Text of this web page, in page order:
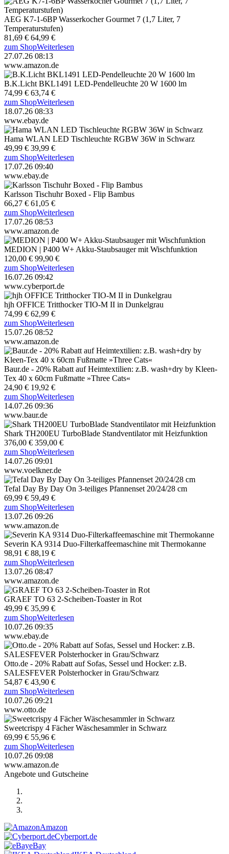
AEG K7-1-6BP Wasserkocher Gourmet 7 (1,7 Liter, 7
Temperaturstufen)
81,69 € 64,99 €
zum ShopWeiterlesen
27.07.26 08:13
www.amazon.de
B.K.Licht BKL1491 LED-Pendelleuchte 20 W 1600 lm
74,99 € 63,74 €
zum ShopWeiterlesen
18.07.26 08:33
www.ebay.de
Hama WLAN LED Tischleuchte RGBW 36W in Schwarz
49,99 € 39,99 €
zum ShopWeiterlesen
17.07.26 09:40
www.ebay.de
Karlsson Tischuhr Boxed - Flip Bambus
66,27 € 61,05 €
zum ShopWeiterlesen
17.07.26 08:53
www.amazon.de
MEDION | P400 W+ Akku-Staubsauger mit Wischfunktion
120,00 € 99,90 €
zum ShopWeiterlesen
16.07.26 09:42
www.cyberport.de
hjh OFFICE Tritthocker TIO-M II in Dunkelgrau
74,99 € 62,99 €
zum ShopWeiterlesen
15.07.26 08:52
www.amazon.de
Baur.de - 20% Rabatt auf Heimtextilien: z.B. wash+dry by Kleen-
Tex 40 x 60cm Fußmatte »Three Cats«
24,90 € 19,92 €
zum ShopWeiterlesen
14.07.26 09:36
www.baur.de
Shark TH200EU TurboBlade Standventilator mit Heizfunktion
376,00 € 359,00 €
zum ShopWeiterlesen
14.07.26 09:01
www.voelkner.de
Tefal Day By Day On 3-teiliges Pfannenset 20/24/28 cm
69,99 € 59,49 €
zum ShopWeiterlesen
13.07.26 09:26
www.amazon.de
Severin KA 9314 Duo-Filterkaffeemaschine mit Thermokanne
98,91 € 88,19 €
zum ShopWeiterlesen
13.07.26 08:47
www.amazon.de
GRAEF TO 63 2-Scheiben-Toaster in Rot
49,99 € 35,99 €
zum ShopWeiterlesen
10.07.26 09:35
www.ebay.de
Otto.de - 20% Rabatt auf Sofas, Sessel und Hocker: z.B.
SALESFEVER Polsterhocker in Grau/Schwarz
54,87 € 43,90 €
zum ShopWeiterlesen
10.07.26 09:21
www.otto.de
Sweetcrispy 4 Fächer Wäschesammler in Schwarz
69,99 € 55,96 €
zum ShopWeiterlesen
10.07.26 09:08
www.amazon.de
Angebote und Gutscheine
Amazon
Cyberport.de
eBay